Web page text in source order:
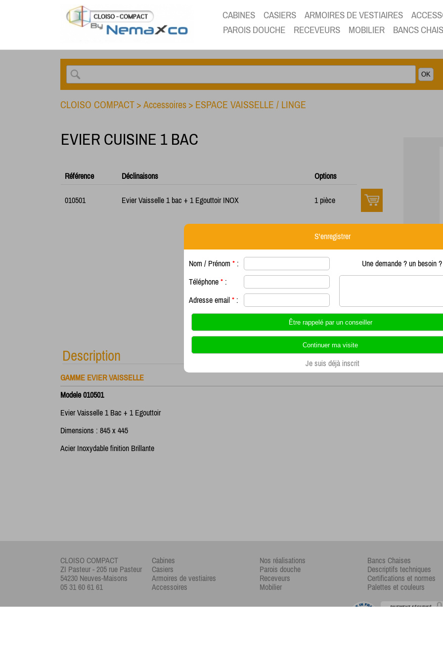
CABINES CASIERS ARMOIRES DE VESTIAIRES
PAROIS DOUCHE
RECEVEURS MOBILIER BANCS
CLOISO COMPACT > Accessoires > ESPACE VAISSELLE / LINGE
EVIER CUISINE 1 BAC
Référence Déclinaisons Options
010501 Evier Vaisselle 1 bac + 1 Egouttoir INOX 1 pièce
Description
GAMME EVIER VAISSELLE
Modele 010501
Evier Vaisselle 1 Bac + 1 Egouttoir
Dimensions : 845 x 445
Acier Inoxydable finition Brillante
CLOISO COMPACT
ZI Pasteur - 205 rue Pasteur
54230 Neuves-Maisons
05 31 60 61 61
Cabines
Casiers
Armoires de vestiaires
Accessoires
Nos réalisations
Parois douche
Receveurs
Mobilier
Bancs Chaises
Descriptifs techniques
Certifications et normes
Palettes et couleurs
S'enregistrer
Nom / Prénom * :
Téléphone * :
Adresse email * :
Une demande ? un besoin
Je suis déjà inscrit